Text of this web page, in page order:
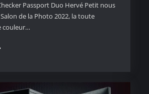
Passport Duo Hervé Petit nous
de la Photo 2022, la toute
couleur…